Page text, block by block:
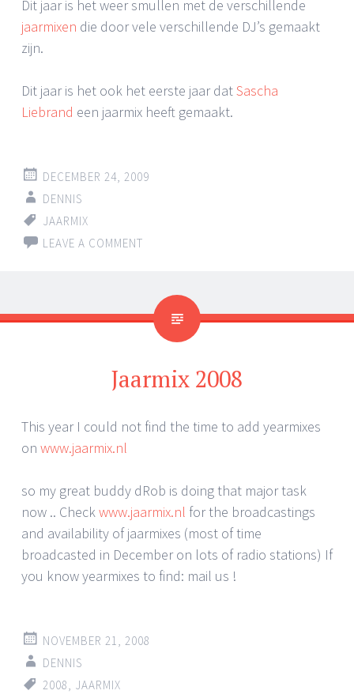
Dit jaar is het weer smullen met de verschillende
jaarmixen die door vele verschillende DJ’s gemaakt
zijn.
Dit jaar is het ook het eerste jaar datSascha
Liebrand een jaarmix heeft gemaakt.
DECEMBER 24, 2009
DENNIS
JAARMIX
LEAVE A COMMENT
Jaarmix 2008
This year I could not find the time to add yearmixes
on www.jaarmix.nl
so my great buddy dRob is doing that major task
now .. Check www.jaarmix.nl for the broadcastings
and availability of jaarmixes (most of time
broadcasted in December on lots of radio stations) If
you know yearmixes to find: mail us !
NOVEMBER 21, 2008
DENNIS
2008
JAARMIX